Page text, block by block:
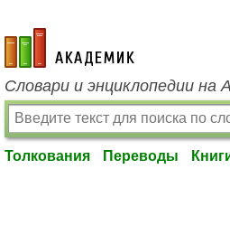
academic.ru
Словари и энциклопедии на
Толкования Переводы